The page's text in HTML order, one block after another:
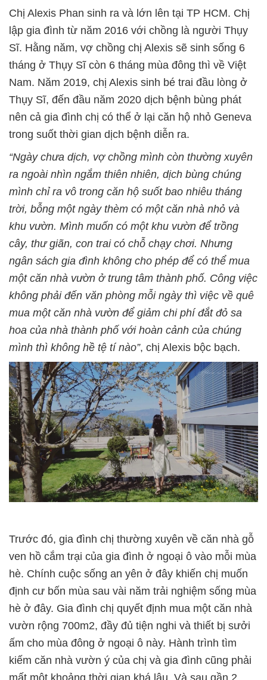
Chị Alexis Phan sinh ra và lớn lên tại TP HCM. Chị
lập gia đình từ năm 2016 với chồng là người Thụy
Sĩ. Hằng năm, vợ chồng chị Alexis sẽ sinh sống 6
tháng ở Thụy Sĩ còn 6 tháng mùa đông thì về Việt
Nam. Năm 2019, chị Alexis sinh bé trai đầu lòng ở
Thụy Sĩ, đến đầu năm 2020 dịch bệnh bùng phát
nên cả gia đình chị có thể ở lại căn hộ nhỏ Geneva
trong suốt thời gian dịch bệnh diễn ra.
“Ngày chưa dịch, vợ chồng mình còn thường xuyên
ra ngoài nhìn ngắm thiên nhiên, dịch bùng chúng
mình chỉ ra vô trong căn hộ suốt bao nhiêu tháng
trời, bỗng một ngày thèm có một căn nhà nhỏ và
khu vườn. Mình muốn có một khu vườn để trồng
cây, thư giãn, con trai có chỗ chạy chơi. Nhưng
ngân sách gia đình không cho phép để có thể mua
một căn nhà vườn ở trung tâm thành phố. Công việc
không phải đến văn phòng mỗi ngày thì việc về quê
mua một căn nhà vườn để giảm chi phí đắt đỏ sa
hoa của nhà thành phố với hoàn cảnh của chúng
mình thì không hề tệ tí nào”, chị Alexis bộc bạch.
Trước đó, gia đình chị thường xuyên về căn nhà gỗ
ven hồ cắm trại của gia đình ở ngoại ô vào mỗi mùa
hè. Chính cuộc sống an yên ở đây khiến chị muốn
định cư bốn mùa sau vài năm trải nghiệm sống mùa
hè ở đây. Gia đình chị quyết định mua một căn nhà
vườn rộng 700m2, đầy đủ tiện nghi và thiết bị sưởi
ấm cho mùa đông ở ngoại ô này. Hành trình tìm
kiếm căn nhà vườn ý của chị và gia đình cũng phải